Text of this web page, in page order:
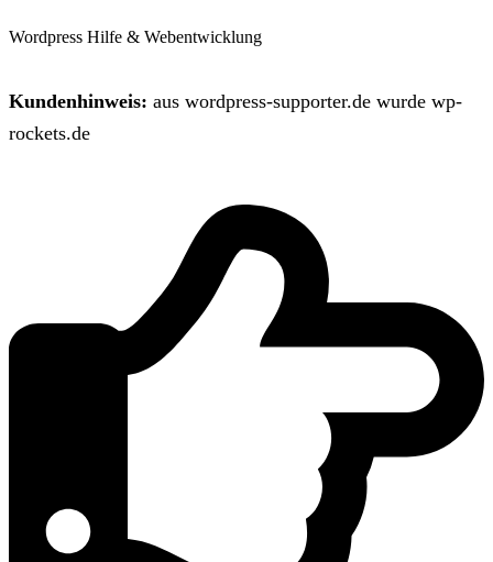
Wordpress Hilfe & Webentwicklung
Kundenhinweis: aus wordpress-supporter.de wurde wp-
rockets.de